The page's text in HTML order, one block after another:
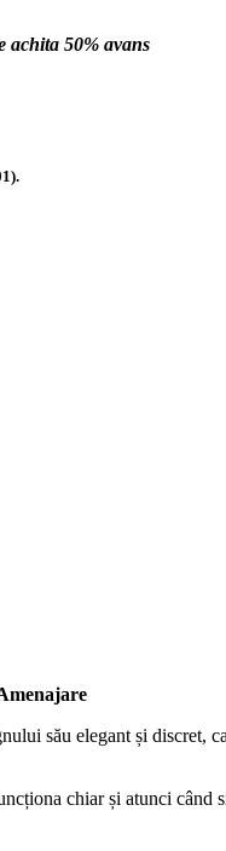
achita 50% avans
său elegant și
chiar și atunci